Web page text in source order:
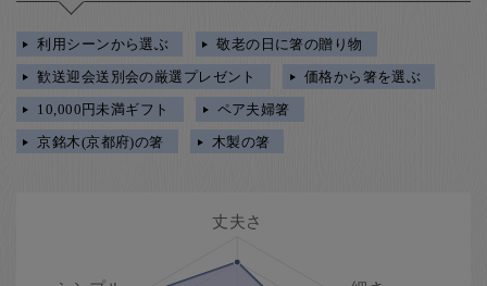
利用シーンから選ぶ
敬老の日に箸の贈り物
歓送迎会送別会の厳選プレゼント
価格から箸を選ぶ
10,000円未満ギフト
ペア夫婦箸
京銘木(京都府)の箸
木製の箸